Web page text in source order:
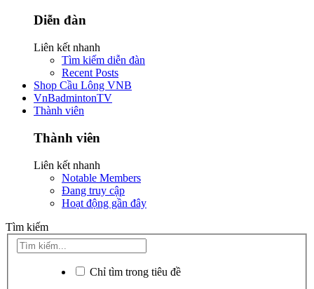
Diễn đàn
Liên kết nhanh
Tìm kiếm diễn đàn
Recent Posts
Shop Cầu Lông VNB
VnBadmintonTV
Thành viên
Thành viên
Liên kết nhanh
Notable Members
Đang truy cập
Hoạt động gần đây
Tìm kiếm
Chỉ tìm trong tiêu đề